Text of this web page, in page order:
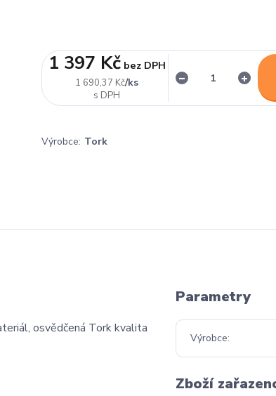
1 690,37 Kč/ks
1 397 Kč bez DPH
Výrobce: Tork
osvědčená Tork kvalita
Parametry
Výrobce
Zboží